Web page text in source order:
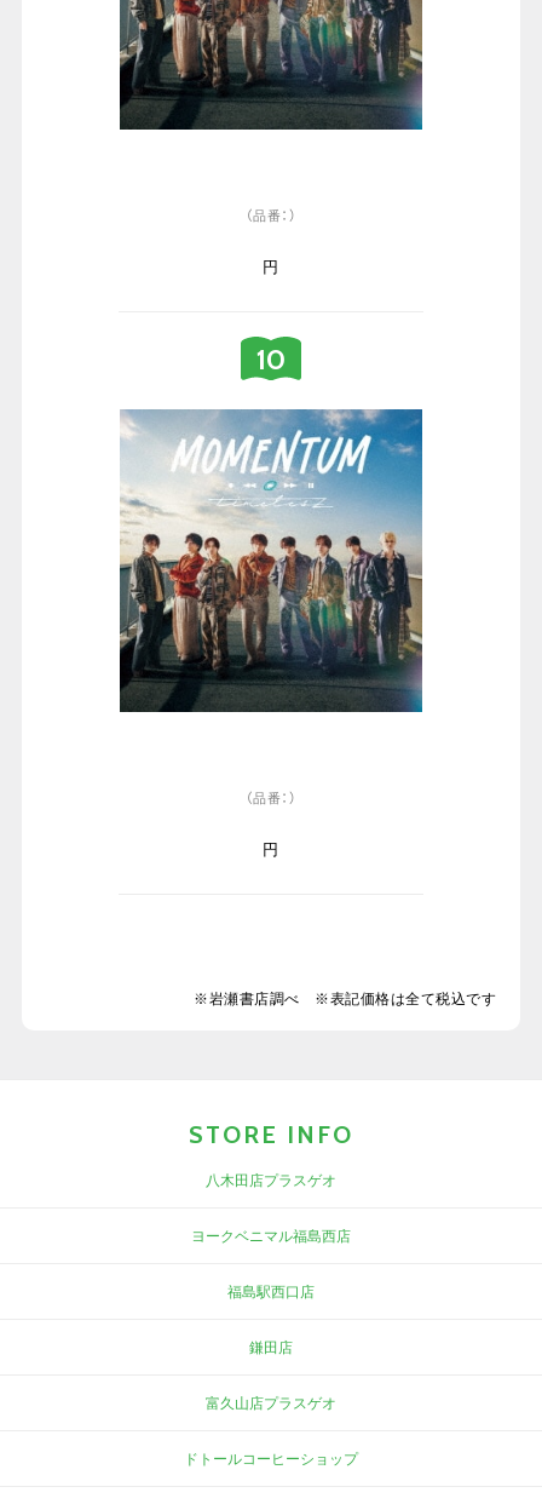
（品番：）
円
（品番：）
円
※岩瀬書店調べ ※表記価格は全て税込です
STORE INFO
八木田店プラスゲオ
ヨークベニマル福島西店
福島駅西口店
鎌田店
富久山店プラスゲオ
ドトールコーヒーショップ